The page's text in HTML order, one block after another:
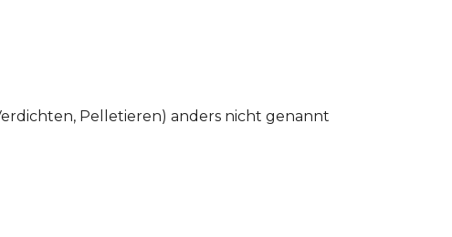
Pelletieren) anders nicht genannt